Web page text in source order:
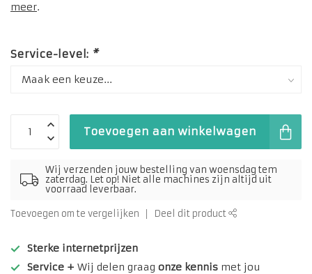
meer.
Service-level: *
Toevoegen aan winkelwagen
Wij verzenden jouw bestelling van woensdag tem
zaterdag. Let op! Niet alle machines zijn altijd uit
voorraad leverbaar.
Toevoegen om te vergelijken Deel dit product
Sterke internetprijzen
Service + Wij delen graag onze kennis met jou